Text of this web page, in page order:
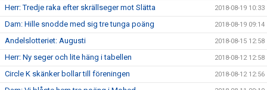
Herr: Tredje raka efter skrällseger mot Slätta 2018-08-19 10:33
Dam: Hille snodde med sig tre tunga poäng 2018-08-19 09:14
Andelslotteriet: Augusti 2018-08-15 12:58
Herr: Ny seger och lite häng i tabellen 2018-08-12 12:58
Circle K skänker bollar till föreningen 2018-08-12 12:56